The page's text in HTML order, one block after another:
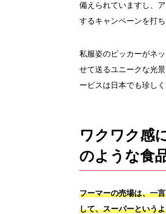
備えられていますし、
するキャンペーンを打
私服姿のピッカーがネ
せて送るユニークな光
ービスは日本でも珍し
ワクワク感
のような食
フーマーの売場は、一
して、スーパーという